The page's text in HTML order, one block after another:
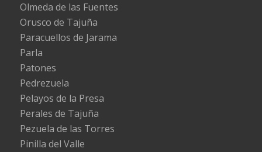
Olmeda de las Fuentes
Orusco de Tajuña
Paracuellos de Jarama
Parla
Patones
Pedrezuela
Pelayos de la Presa
Perales de Tajuña
Pezuela de las Torres
Pinilla del Valle